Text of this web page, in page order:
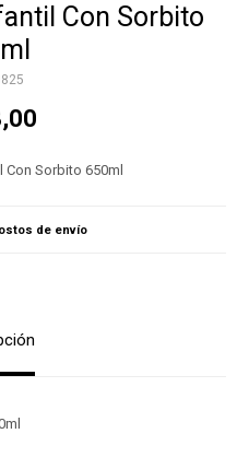
Con Sorbito
Sorbito 650ml
de envío